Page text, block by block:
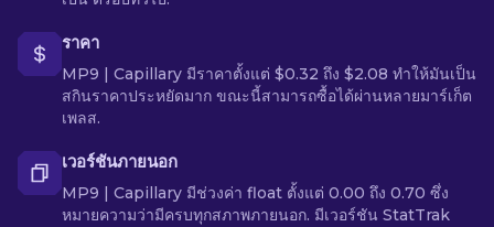
ราคา
MP9 | Capillary มีราคาตั้งแต่ $0.32 ถึง $2.08 ทำให้มันเป็น
สกินราคาประหยัดมาก ขณะนี้สามารถซื้อได้ผ่านหลายมาร์เก็ต
เพลส.
เวอร์ชันภายนอก
MP9 | Capillary มีช่วงค่า float ตั้งแต่ 0.00 ถึง 0.70 ซึ่ง
หมายความว่ามีครบทุกสภาพภายนอก. มีเวอร์ชัน StatTrak